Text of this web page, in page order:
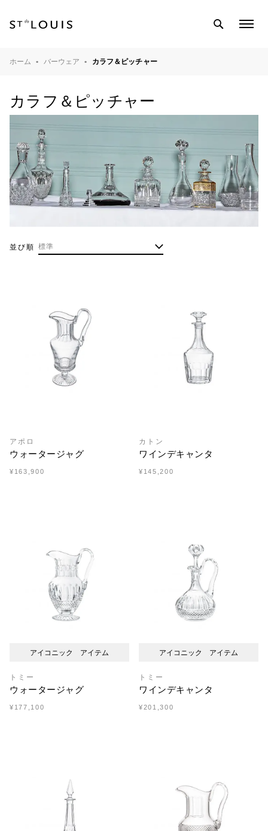
テーブルウェア
インテリアオブジェ
ライティング
クリスタル工房
マガジン
SEARCH
ホーム バーウェア カラフ＆ピッチャー
カラフ＆ピッチャー
並び順
アポロ
ウォータージャグ
¥163,900
カトン
ワインデキャンタ
¥145,200
アイコニック アイテム
トミー
ウォータージャグ
¥177,100
アイコニック アイテム
トミー
ワインデキャンタ
¥201,300